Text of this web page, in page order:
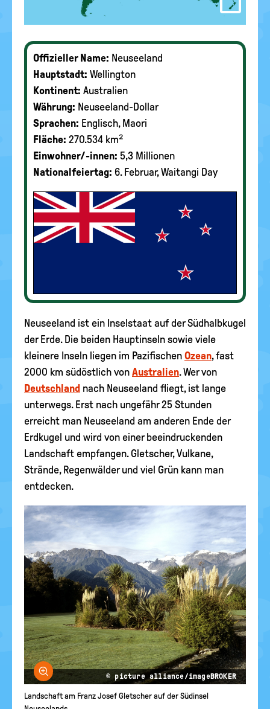
Offizieller Name: Neuseeland
Hauptstadt: Wellington
Kontinent: Australien
Währung: Neuseeland-Dollar
Sprachen: Englisch, Maori
Fläche: 270.534 km²
Einwohner/-innen: 5,3 Millionen
Nationalfeiertag: 6. Februar, Waitangi Day
Neuseeland ist ein Inselstaat auf der Südhalbkugel
der Erde. Die beiden Hauptinseln sowie viele
kleinere Inseln liegen im Pazifischen Ozean, fast
2000 km südöstlich von Australien. Wer von
Deutschland nach Neuseeland fliegt, ist lange
unterwegs. Erst nach ungefähr 25 Stunden
erreicht man Neuseeland am anderen Ende der
Erdkugel und wird von einer beeindruckenden
Landschaft empfangen. Gletscher, Vulkane,
Strände, Regenwälder und viel Grün kann man
entdecken.
Bild vergrößern
© picture alliance/imageBROKER
Landschaft am Franz Josef Gletscher auf der Südinsel